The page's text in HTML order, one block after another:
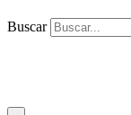
Buscar